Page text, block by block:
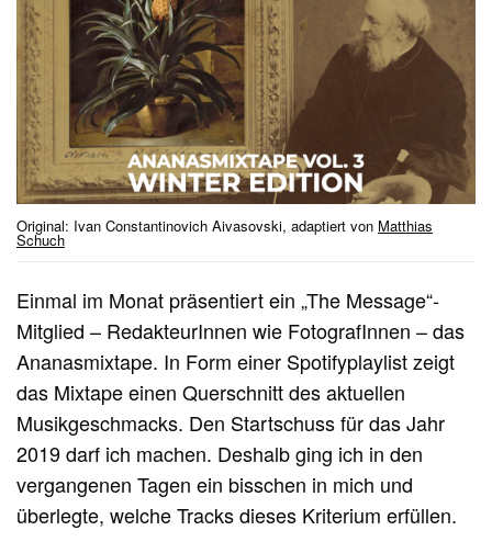
Original: Ivan Constantinovich Aivasovski, adaptiert von Matthias
Schuch
Einmal im Monat präsentiert ein „The Message“-
Mitglied – RedakteurInnen wie FotografInnen – das
Ananasmixtape. In Form einer Spotifyplaylist zeigt
das Mixtape einen Querschnitt des aktuellen
Musikgeschmacks. Den Startschuss für das Jahr
2019 darf ich machen. Deshalb ging ich in den
vergangenen Tagen ein bisschen in mich und
überlegte, welche Tracks dieses Kriterium erfüllen.